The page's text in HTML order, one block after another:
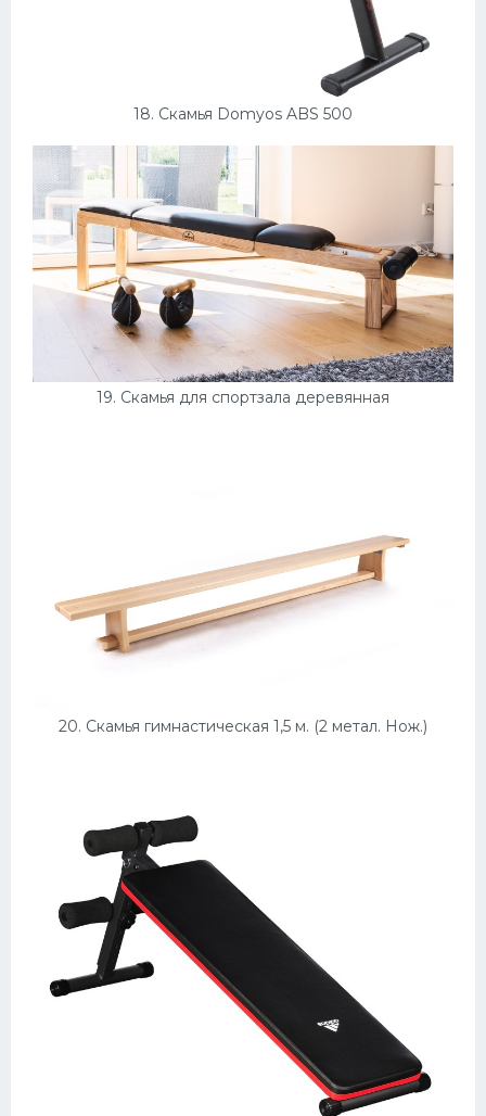
18. Скамья Domyos ABS 500
19. Скамья для спортзала деревянная
20. Скамья гимнастическая 1,5 м. (2 метал. Нож.)